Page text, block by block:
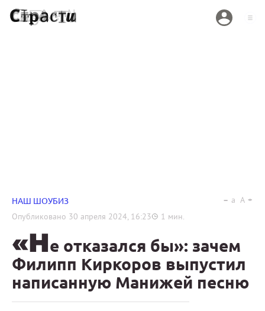
НАШ ШОУБИЗ
Опубликовано 30 апреля 2024, 16:23 1 мин.
a A
«Не отказался бы»: зачем
Филипп Киркоров выпустил
написанную Манижей песню